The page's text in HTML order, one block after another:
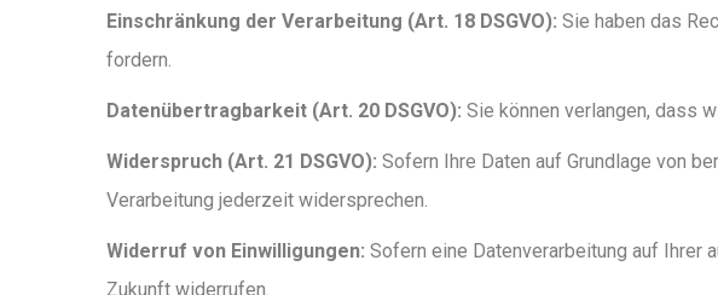
Einschränkung der Verarbeitung (Art. 18 DSGVO): Sie haben das
fordern.
Datenübertragbarkeit (Art. 20 DSGVO): Sie können verlangen, dass
Widerspruch (Art. 21 DSGVO): Sofern Ihre Daten auf Grundlage von
Verarbeitung jederzeit widersprechen.
Widerruf von Einwilligungen: Sofern eine Datenverarbeitung auf Ihrer
Zukunft widerrufen.